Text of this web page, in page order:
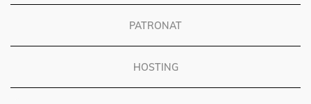
PATRONAT
HOSTING